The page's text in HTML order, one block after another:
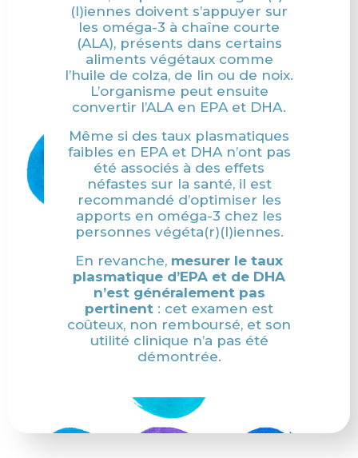
(l)iennes doivent s’appuyer sur
les oméga-3 à chaîne courte
(ALA), présents dans certains
aliments végétaux comme
l’huile de colza, de lin ou de noix.
L’organisme peut ensuite
convertir l’ALA en EPA et DHA.
Même si des taux plasmatiques
faibles en EPA et DHA n’ont pas
été associés à des effets
néfastes sur la santé, il est
recommandé d’optimiser les
apports en oméga-3 chez les
personnes végéta(r)(l)iennes.
En revanche, mesurer le taux
plasmatique d’EPA et de DHA
n’est généralement pas
pertinent : cet examen est
coûteux, non remboursé, et son
utilité clinique n’a pas été
démontrée.